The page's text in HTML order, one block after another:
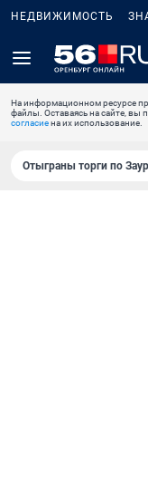
НЕДВИЖИМОСТЬ
На информационном ресурсе
файлы. Оставаясь на сайте, вы
согласиена их использование.
Отыграны торги по